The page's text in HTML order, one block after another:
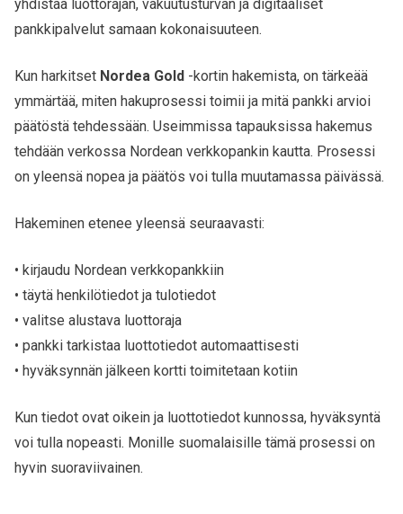
yhdistää luottorajan, vakuutusturvan ja digitaaliset
pankkipalvelut samaan kokonaisuuteen.
Kun harkitset Nordea Gold -kortin hakemista, on tärkeää
ymmärtää, miten hakuprosessi toimii ja mitä pankki arvioi
päätöstä tehdessään. Useimmissa tapauksissa hakemus
tehdään verkossa Nordean verkkopankin kautta. Prosessi
on yleensä nopea ja päätös voi tulla muutamassa päivässä.
Hakeminen etenee yleensä seuraavasti:
• kirjaudu Nordean verkkopankkiin
• täytä henkilötiedot ja tulotiedot
• valitse alustava luottoraja
• pankki tarkistaa luottotiedot automaattisesti
• hyväksynnän jälkeen kortti toimitetaan kotiin
Kun tiedot ovat oikein ja luottotiedot kunnossa, hyväksyntä
voi tulla nopeasti. Monille suomalaisille tämä prosessi on
hyvin suoraviivainen.